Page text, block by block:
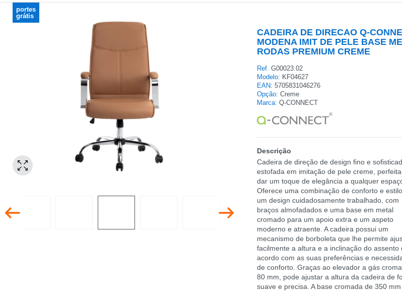
portes
grátis
CADEIRA DE DIRECAO Q-
MODENA IMIT DE PELE BASE
RODAS PREMIUM CREME
Ref. G00023.02
Modelo: KF04627
EAN: 5705831046276
Opção: Creme
Marca: Q-CONNECT
Descrição
Cadeira de direção de design fino e
estofada em imitação de pele creme,
dar um toque de elegância a qualquer
Oferece uma combinação de conforto e
um design cuidadosamente trabalhado, com
braços almofadados e uma base em metal
cromado para um apoio extra e um aspeto
moderno e atraente. A cadeira possui um
mecanismo de borboleta que lhe permite
facilmente a altura e a inclinação do assento
acordo com as suas preferências e
de conforto. Graças ao elevador a gás
80 mm, pode ajustar a altura da cadeira de
suave e precisa. A base cromada de 350 mm